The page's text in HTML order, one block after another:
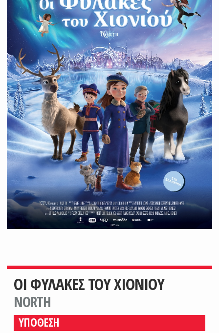
ΟΙ ΦΥΛΑΚΕΣ ΤΟΥ ΧΙΟΝΙΟΥ
NORTH
ΥΠΟΘΕΣΗ